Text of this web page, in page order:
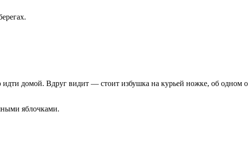
домой. Вдруг видит — стоит избушка на курьей ножке, об одном
яблочками.